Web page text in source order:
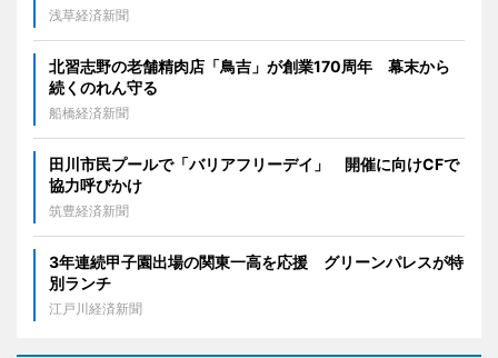
浅草経済新聞
北習志野の老舗精肉店「鳥吉」が創業170周年 幕末から
続くのれん守る
船橋経済新聞
田川市民プールで「バリアフリーデイ」 開催に向けCFで
協力呼びかけ
筑豊経済新聞
3年連続甲子園出場の関東一高を応援 グリーンパレスが特
別ランチ
江戸川経済新聞